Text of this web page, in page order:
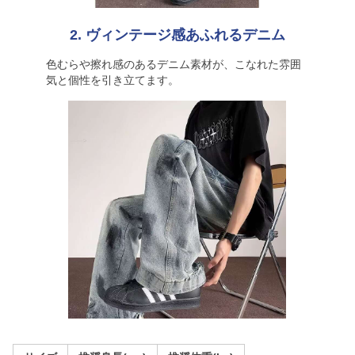
2. ヴィンテージ感あふれるデニム
色むらや擦れ感のあるデニム素材が、こなれた雰囲
気と個性を引き立てます。